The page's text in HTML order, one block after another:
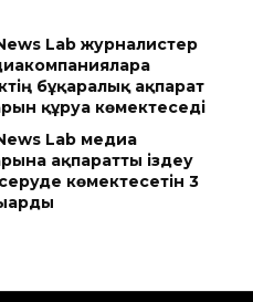
Lab журналистер
бұқаралық ақпарат
құруға көмектеседі
Lab медиа
ақпаратты іздеу
көмектесетін 3